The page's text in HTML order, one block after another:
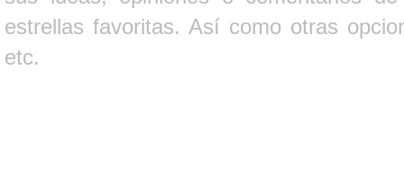
estrellas favoritas. Así como otras
etc.